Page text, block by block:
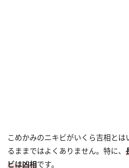
こめかみのニキビがいくら吉相と
るままではよくありません。特に、
ビは凶相です。